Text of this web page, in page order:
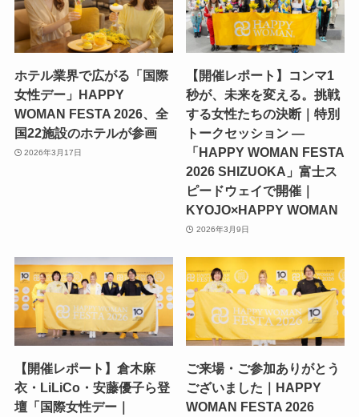
ホテル業界で広がる「国際
女性デー」HAPPY
WOMAN FESTA 2026、全
国22施設のホテルが参画
2026年3月17日
【開催レポート】コンマ1
秒が、未来を変える。挑戦
する女性たちの決断｜特別
トークセッション —
「HAPPY WOMAN FESTA
2026 SHIZUOKA」富士ス
ピードウェイで開催｜
KYOJO×HAPPY WOMAN
2026年3月9日
【開催レポート】倉木麻
衣・LiLiCo・安藤優子ら登
壇「国際女性デー｜
ご来場・ご参加ありがとう
ございました｜HAPPY
WOMAN FESTA 2026